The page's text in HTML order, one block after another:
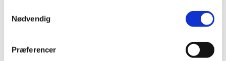
Nødvendig
Præferencer
januar (1)
2008 (8)